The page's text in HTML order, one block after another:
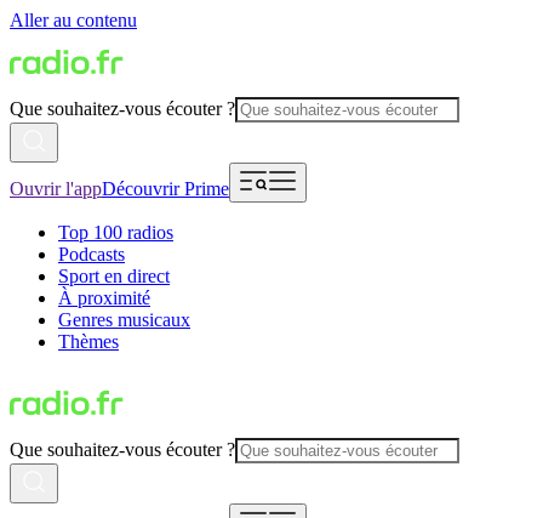
Aller au contenu
Que souhaitez-vous écouter ?
Ouvrir l'appDécouvrir Prime
Top 100 radios
Podcasts
Sport en direct
À proximité
Genres musicaux
Thèmes
Que souhaitez-vous écouter ?